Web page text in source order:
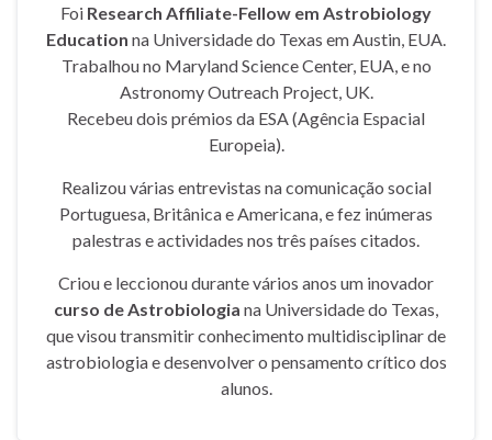
Foi Research Affiliate-Fellow em Astrobiology
Education na Universidade do Texas em Austin, EUA.
Trabalhou no Maryland Science Center, EUA, e no
Astronomy Outreach Project, UK.
Recebeu dois prémios da ESA (Agência Espacial
Europeia).
Realizou várias entrevistas na comunicação social
Portuguesa, Britânica e Americana, e fez inúmeras
palestras e actividades nos três países citados.
Criou e leccionou durante vários anos um inovador
curso de Astrobiologia na Universidade do Texas,
que visou transmitir conhecimento multidisciplinar de
astrobiologia e desenvolver o pensamento crítico dos
alunos.